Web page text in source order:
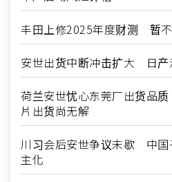
丰田上修2025年度财测 暂
安世出货中断冲击扩大 日产
荷兰安世忧心东莞厂出货品
片出货尚无解
川习会后安世争议未歇 中国
主化